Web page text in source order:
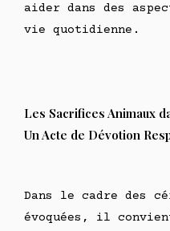
aider dans des
vie quotidienne.
Les Sacrifices Animaux
Un Acte de Dévotion
Dans le cadre des
évoquées, il